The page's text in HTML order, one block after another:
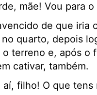
mãe! Vou para
de que iria
quarto, depois
o terreno e, após
cativar, também.
aí, filho! O que